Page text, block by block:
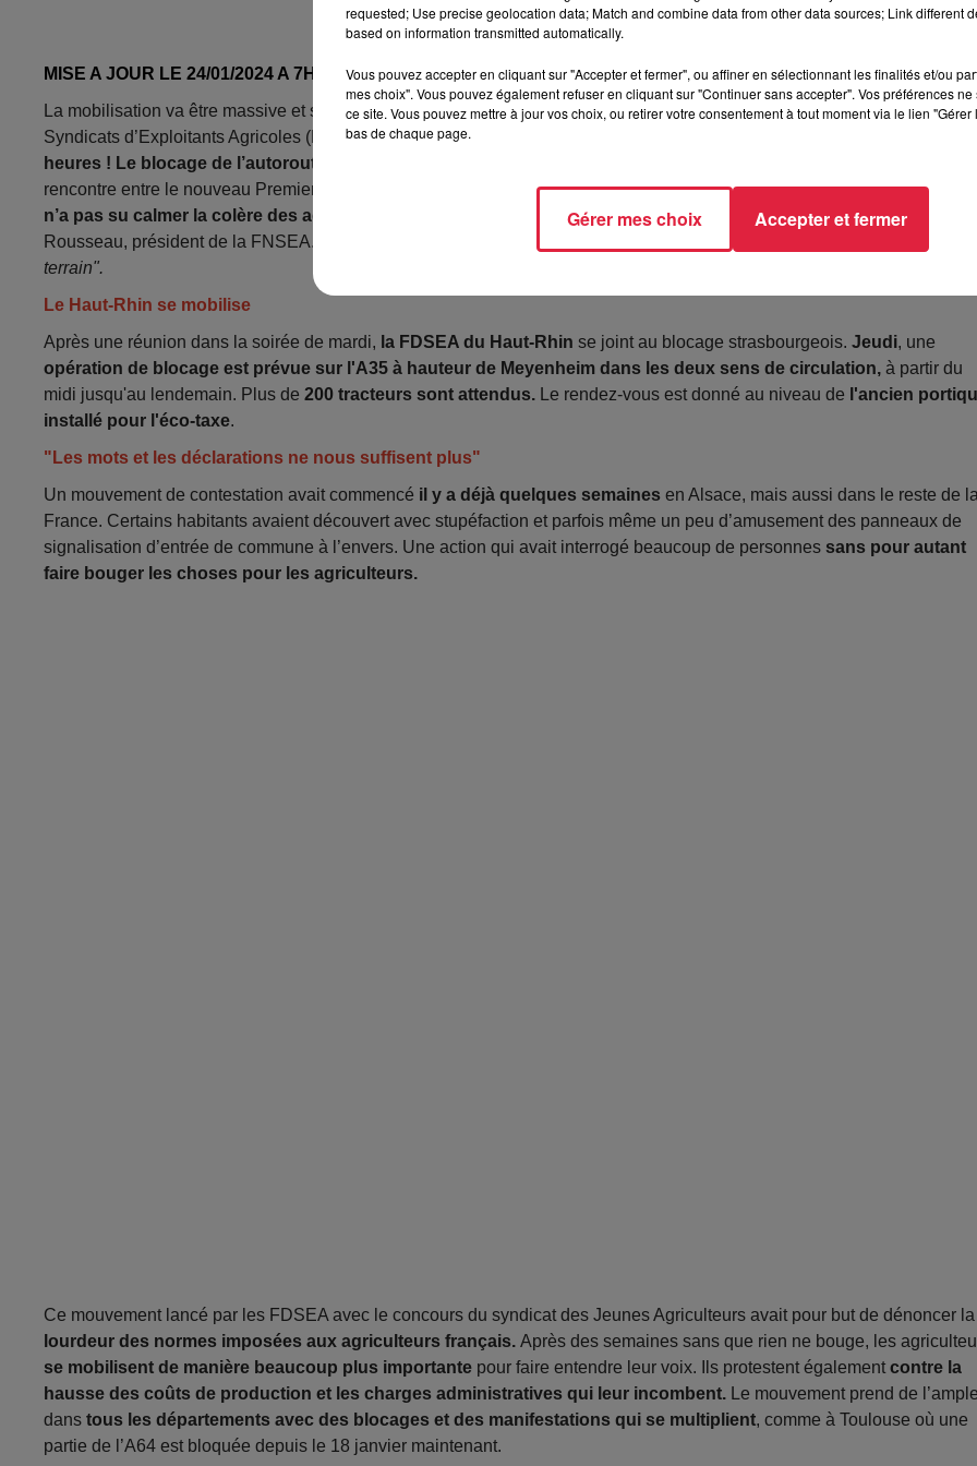
------------------------------------------------------
MISE A JOUR LE 24/01/2024 A 7H30
La mobilisation va être massive et sans commune mesure. Selon le communiqué de laFédération Départementale des
Syndicats d’Exploitants Agricoles (FDSEA) du Bas-Rhin, elle
heures ! Le blocage de l’autoroute A4 devrait se faire au niveau du radar du Marché-Gare à Strasbourg.
rencontre entre le nouveau Premier ministre, Gabriel Attal, et la Fédération Nationale des Syndicats d’Exploitants
n’a pas su calmer la colère des agriculteurs qui attendent désormais"des actions concrètes",selon Arnaud
Rousseau, président de la FNSEA. Il ajoute au sortir de cette réunion :
terrain".
Le Haut-Rhin se mobilise
Après une réunion dans la soirée de mardi, la FDSEA du Haut-Rhin se joint au blocage strasbourgeois. Jeudi, une
opération de blocage est prévue sur l'A35 à hauteur de Meyenheim dans les deux sens de circulation, à partir du
midi jusqu'au lendemain. Plus de 200 tracteurs sont attendus. Le rendez-vous est donné au niveau de l'ancien
installé pour l'éco-taxe.
"Les mots et les déclarations ne nous suffisent plus"
Un mouvement de contestation avait commencé il y a déjà quelques semaines en Alsace, mais aussi dans le reste de
France. Certains habitants avaient découvert avec stupéfaction et parfois même un peu d’amusement des panneaux de
signalisation d’entrée de commune à l’envers. Une action qui avait interrogé beaucoup de personnes sans pour autant
faire bouger les choses pour les agriculteurs.
Ce mouvement lancé par les FDSEA avec le concours du syndicat des Jeunes Agriculteurs avait pour but de dénoncer la
lourdeur des normes imposées aux agriculteurs français. Après des semaines sans que rien ne bouge, les
se mobilisent de manière beaucoup plus importante pour faire entendre leur voix. Ils protestent également contre la
hausse des coûts de production et les charges administratives qui leur incombent. Le mouvement prend de
dans tous les départements avec des blocages et des manifestations qui se multiplient, comme à Toulouse où une
partie de l’A64 est bloquée depuis le 18 janvier maintenant.
requested; Use precise geolocation data; Match and combine data from other data sources; Link different
based on information transmitted automatically.
Vous pouvez accepter en cliquant sur "Accepter et fermer", ou affiner en sélectionnant les finalités et/ou
mes choix". Vous pouvez également refuser en cliquant sur "Continuer sans accepter". Vos préférences
ce site. Vous pouvez mettre à jour vos choix, ou retirer votre consentement à tout moment via le lien
bas de chaque page.
Gérer mes choix Accepter et fermer